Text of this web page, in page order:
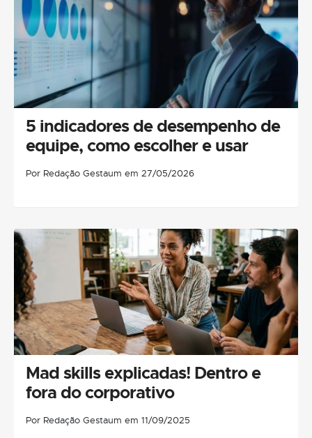
5 indicadores de desempenho de
equipe, como escolher e usar
Por Redação Gestaum em 27/05/2026
Mad skills explicadas! Dentro e
fora do corporativo
Por Redação Gestaum em 11/09/2025